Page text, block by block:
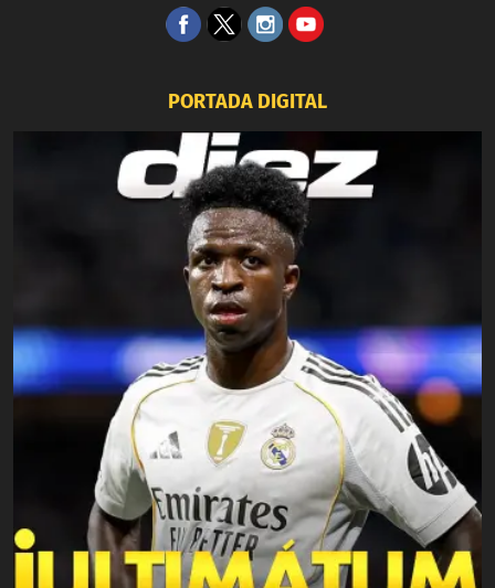
PORTADA DIGITAL